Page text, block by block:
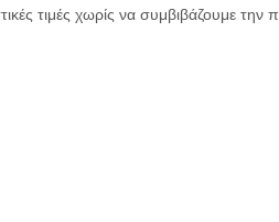
τιμές χωρίς να συμβιβάζουμε την